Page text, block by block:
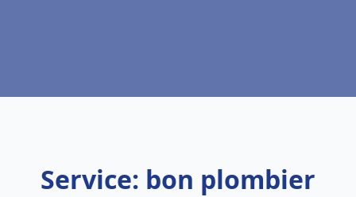
Service: bon plombier